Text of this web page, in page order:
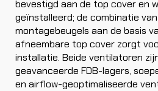
bevestigd aan de top cover en
geïnstalleerd; de combinatie
montagebeugels aan de basis
afneembare top cover zorgt
installatie. Beide ventilatoren
geavanceerde FDB-lagers,
en airflow-geoptimaliseerde